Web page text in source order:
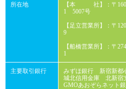
所在地
【本 社】：〒160-
1 5007号
【足立営業所】：〒
9
【船橋営業所】：〒
1
主要取引銀行
みずほ銀行 新宿新都
城北信用金庫 北新宿
GMOあおぞらネット